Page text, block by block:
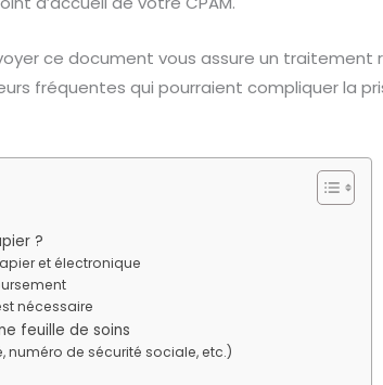
ce document vous assure un traitement
fréquentes qui pourraient compliquer la
?
et électronique
nécessaire
feuille de soins
numéro de sécurité sociale, etc.)